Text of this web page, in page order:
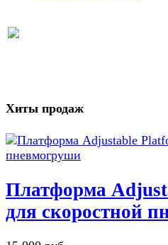
Хиты продаж
Платформа
для скоростной